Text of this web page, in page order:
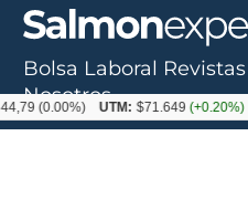
Bolsa Laboral Revistas
Nosotros
UTM: $71.649(+0.20%) Dólar: